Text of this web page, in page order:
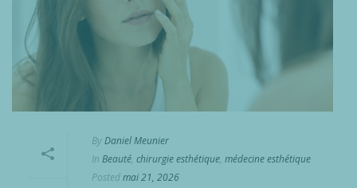
ByDaniel Meunier
In Beauté, chirurgie esthétique, médecine esthétique
Postedmai 21, 2026